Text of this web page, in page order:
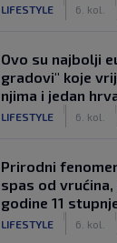
LIFESTYLE 6. kol.
Ovo su najbolji
gradovi" koje
njima i jedan
LIFESTYLE 6. kol.
Prirodni
spas od
godine 11
LIFESTYLE 6. kol.